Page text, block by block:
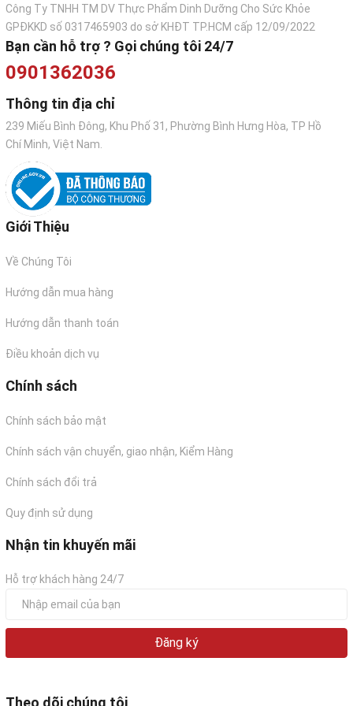
MUA TÔM THẺ LỘT VỎ CHẤT LƯỢNG Ở ĐÂU
JAPANU chuyên cung cấp
lượng, với mức giá tốt nhất trên thị trường.
• Hàng chính hãng 100%
• Hoàn tiền 200% nếu phát hiện hàng giả, kém chất
• Miễn phí giao hàng nội thành Hồ Chí Minh với đơn từ
300K
• Hotline: 0901362036
• Địa chỉ: 195 Miếu Bình Đông, P. Bình Hưng Hòa A,
Công Ty TNHH TM DV Thực Phẩm Dinh Dưỡng Cho Sức Khỏe
GPĐKKD số 0317465903 do sở KHĐT TP.HCM cấp 12/09/2022
Bạn cần hỗ trợ ? Gọi chúng tôi 24/7
0901362036
Thông tin địa chỉ
239 Miếu Bình Đông, Khu Phố 31, Phường Bình Hưng Hòa, TP Hồ
Chí Minh, Việt Nam.
Giới Thiệu
Về Chúng Tôi
Hướng dẫn mua hàng
Hướng dẫn thanh toán
Điều khoản dịch vụ
Chính sách
Chính sách bảo mật
Chính sách vận chuyển, giao nhận, Kiểm Hàng
Chính sách đổi trả
Quy định sử dụng
Nhận tin khuyến mãi
Hỗ trợ khách hàng 24/7
Đăng ký
Theo dõi chúng tôi